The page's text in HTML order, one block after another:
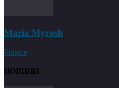
Maria Myrosh
Більше
НОВИНИ